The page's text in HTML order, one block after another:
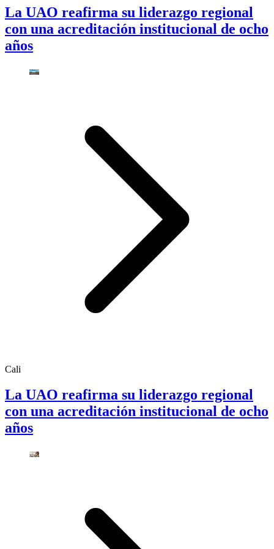
La UAO reafirma su liderazgo regional
con una acreditación institucional de ocho
años
Cali
La UAO reafirma su liderazgo regional
con una acreditación institucional de ocho
años